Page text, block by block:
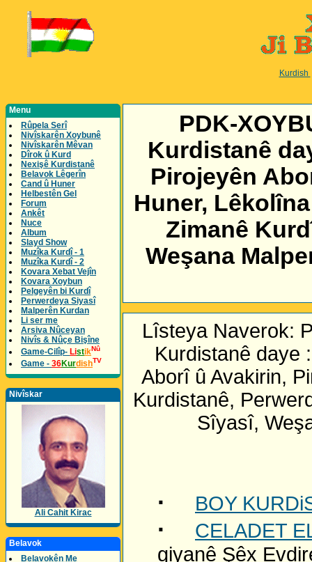
Kurdish
Menu
Rûpela Serî
Nivîskarên Xoybunê
Nivîskarên Mêvan
Dîrok û Kurd
Nexişê Kurdistanê
Belavok Lêgerîn
Cand û Huner
Helbestên Gel
Forum
Ankêt
Nuce
Album
Slayd Show
Muzîka Kurdî - 1
Muzîka Kurdî - 2
Kovara Xebat Vejîn
Kovara Xoybun
Pelgeyên bi Kurdî
Perwerdeya Siyasî
Malperên Kurdan
Li ser me
Arsiva Nûceyan
Nivîs & Nûçe Bişîne
Game-Cilîp- ListikNû
Game - 36KurdishTV
Nivîskar
Ali Cahit Kirac
Belavok
Belavokên Me
PDK-
Kurdistanê
Pirojeyên
Huner,
Zimanê
Weşana
Lîsteya Naverok:
Kurdistanê daye
Aborî û Avakirin,
Kurdistanê,
Sîyasî,
· BOY
·
CELADET
giyanê Şêx